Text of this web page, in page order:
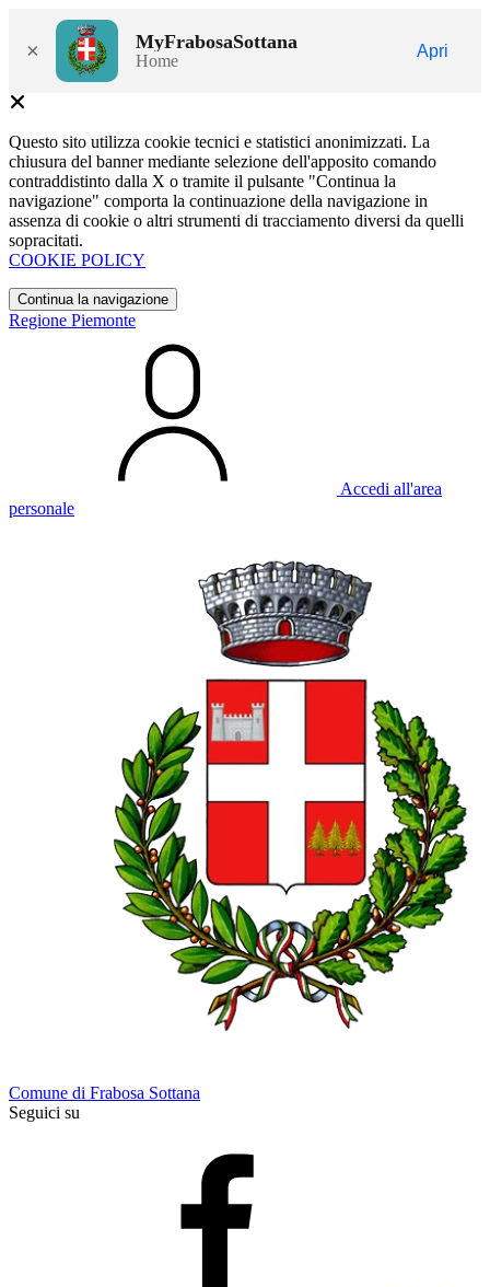
× MyFrabosaSottana
Home
Apri
Questo sito utilizza cookie tecnici e statistici anonimizzati. La
chiusura del banner mediante selezione dell'apposito comando
contraddistinto dalla X o tramite il pulsante "Continua la
navigazione" comporta la continuazione della navigazione in
assenza di cookie o altri strumenti di tracciamento diversi da quelli
sopracitati.
COOKIE POLICY
Continua la navigazione
Regione Piemonte
Accedi all'area
personale
Comune di Frabosa Sottana
Seguici su